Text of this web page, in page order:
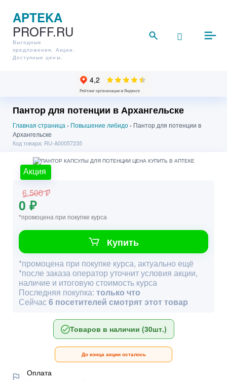
APTEKA
PROFF.RU
Выгодные
предложения. Акции.
Доступные цены.
Пантор для потенции в Архангельске
Главная страница › Повышение либидо › Пантор для потенции в
Архангельске
Код товара: RU-A00057235
Акция
6 500 ₽
0 ₽
*промоцена при покупке курса
Купить
*промоцена при покупке курса, актуально ещё
*после заказа оператор уточнит условия акции,
наличие и итоговую стоимость курса
Последняя покупка: только что
Сейчас6 посетителей смотрят этот товар
Товаров в наличии (30шт.)
До конца акции осталось
Оплата